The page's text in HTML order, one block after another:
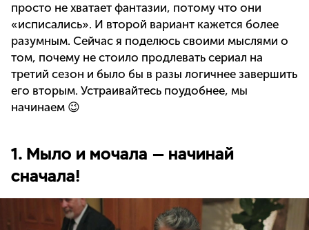
просто не хватает фантазии, потому что они
«исписались». И второй вариант кажется более
разумным. Сейчас я поделюсь своими мыслями о
том, почему не стоило продлевать сериал на
третий сезон и было бы в разы логичнее завершить
его вторым. Устраивайтесь поудобнее, мы
начинаем 😉
1. Мыло и мочала — начинай
сначала!